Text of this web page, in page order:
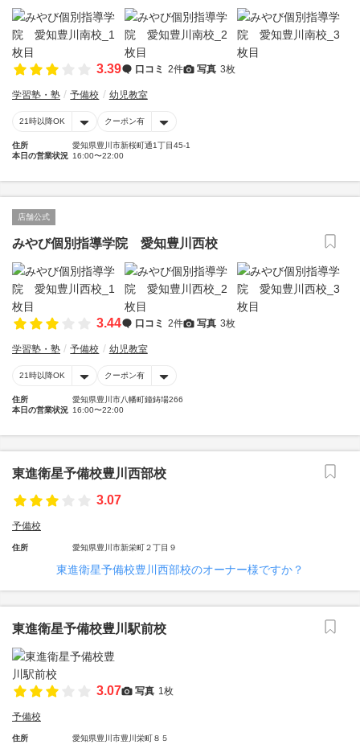
3.39 口コミ 2件 写真 3枚
学習塾・塾 予備校 幼児教室
21時以降OK クーポン有
住所
愛知県豊川市新桜町通1丁目45-1
本日の営業状況 16:00〜22:00
店舗公式
みやび個別指導学院 愛知豊川西校
3.44 口コミ 2件 写真 3枚
学習塾・塾 予備校 幼児教室
21時以降OK クーポン有
住所
愛知県豊川市八幡町鐘鋳場266
本日の営業状況 16:00〜22:00
東進衛星予備校豊川西部校
3.07
予備校
住所 愛知県豊川市新栄町２丁目９
東進衛星予備校豊川西部校のオーナー様ですか？
東進衛星予備校豊川駅前校
3.07 写真 1枚
予備校
住所 愛知県豊川市豊川栄町８５